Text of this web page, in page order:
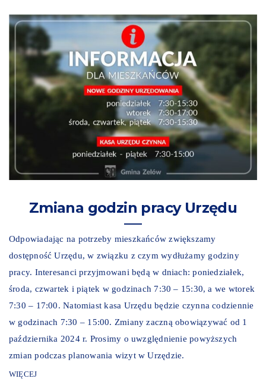
Zmiana godzin pracy Urzędu
Odpowiadając na potrzeby mieszkańców zwiększamy
dostępność Urzędu, w związku z czym wydłużamy godziny
pracy. Interesanci przyjmowani będą w dniach: poniedziałek,
środa, czwartek i piątek w godzinach 7:30 – 15:30, a we wtorek
7:30 – 17:00. Natomiast kasa Urzędu będzie czynna codziennie
w godzinach 7:30 – 15:00. Zmiany zaczną obowiązywać od 1
października 2024 r. Prosimy o uwzględnienie powyższych
zmian podczas planowania wizyt w Urzędzie.
WIĘCEJ